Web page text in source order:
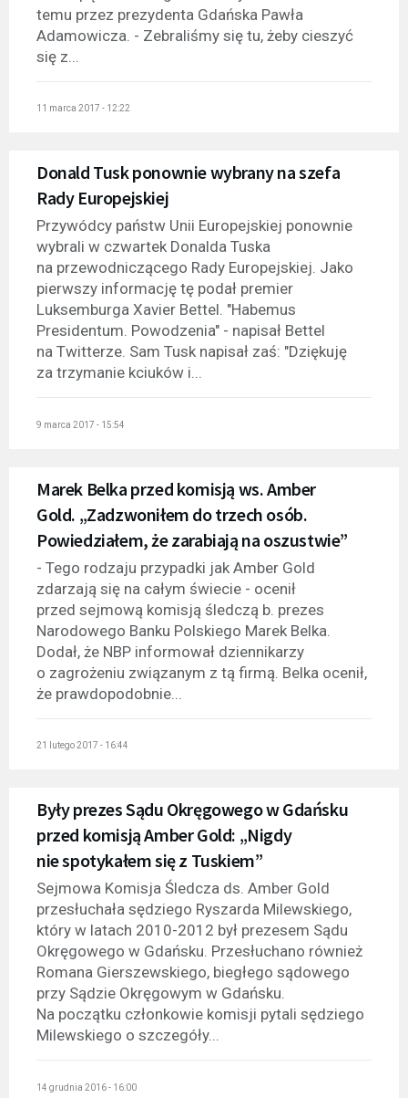
temu przez prezydenta Gdańska Pawła
Adamowicza. - Zebraliśmy się tu, żeby cieszyć
się z...
11 marca 2017 - 12:22
Donald Tusk ponownie wybrany na szefa
Rady Europejskiej
Przywódcy państw Unii Europejskiej ponownie
wybrali w czwartek Donalda Tuska
na przewodniczącego Rady Europejskiej. Jako
pierwszy informację tę podał premier
Luksemburga Xavier Bettel. "Habemus
Presidentum. Powodzenia" - napisał Bettel
na Twitterze. Sam Tusk napisał zaś: "Dziękuję
za trzymanie kciuków i...
9 marca 2017 - 15:54
Marek Belka przed komisją ws. Amber
Gold. „Zadzwoniłem do trzech osób.
Powiedziałem, że zarabiają na oszustwie”
- Tego rodzaju przypadki jak Amber Gold
zdarzają się na całym świecie - ocenił
przed sejmową komisją śledczą b. prezes
Narodowego Banku Polskiego Marek Belka.
Dodał, że NBP informował dziennikarzy
o zagrożeniu związanym z tą firmą. Belka ocenił,
że prawdopodobnie...
21 lutego 2017 - 16:44
Były prezes Sądu Okręgowego w Gdańsku
przed komisją Amber Gold: „Nigdy
nie spotykałem się z Tuskiem”
Sejmowa Komisja Śledcza ds. Amber Gold
przesłuchała sędziego Ryszarda Milewskiego,
który w latach 2010-2012 był prezesem Sądu
Okręgowego w Gdańsku. Przesłuchano również
Romana Gierszewskiego, biegłego sądowego
przy Sądzie Okręgowym w Gdańsku.
Na początku członkowie komisji pytali sędziego
Milewskiego o szczegóły...
14 grudnia 2016 - 16:00